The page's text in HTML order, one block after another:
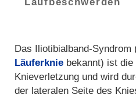
Das Iliotibialband-
Läuferknie bekannt) ist
Knieverletzung und wird
der lateralen Seite des